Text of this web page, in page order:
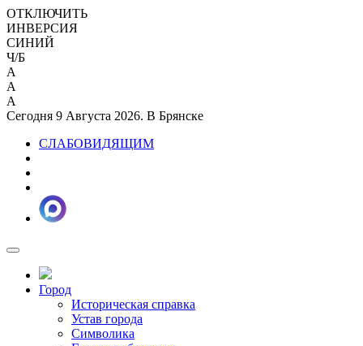
ОТКЛЮЧИТЬ
ИНВЕРСИЯ
СИНИЙ
Ч/Б
A
A
A
Сегодня 9 Августа 2026. В Брянске
СЛАБОВИДЯЩИМ
Город
Историческая справка
Устав города
Символика